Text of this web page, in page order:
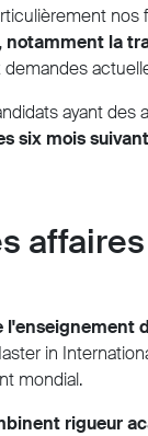
nos
la
ayant des
six mois
l'enseignement
in
mondial.
rigueur